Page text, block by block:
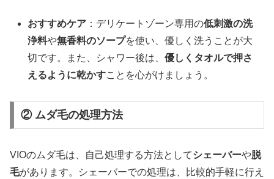
おすすめケア ：デリケートゾーン専用の低刺激の洗
浄料や無香料のソープを使い、優しく洗うことが大
切です。また、シャワー後は、優しくタオルで押さ
えるように乾かすことを心がけましょう。
② ムダ毛の処理方法
VIOのムダ毛は、自己処理する方法としてシェーバーや脱
毛があります。シェーバーでの処理は、比較的手軽に行え